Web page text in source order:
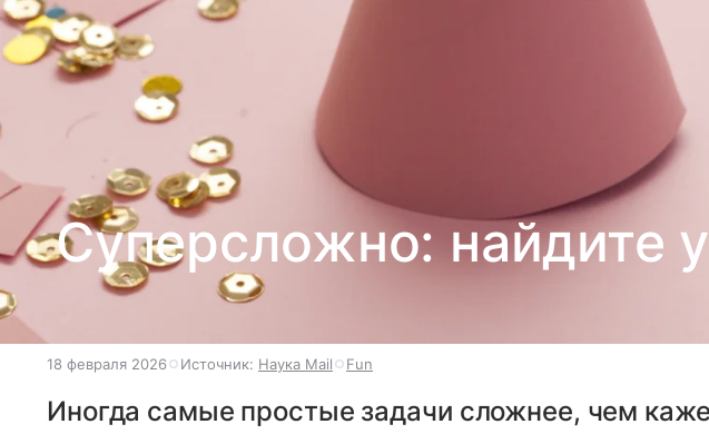
Суперсложно: найдите
18 февраля 2026 Источник: Наука Mail Fun
Иногда самые простые задачи сложнее, чем